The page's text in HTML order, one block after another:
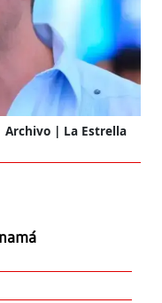
Archivo | La Estrella